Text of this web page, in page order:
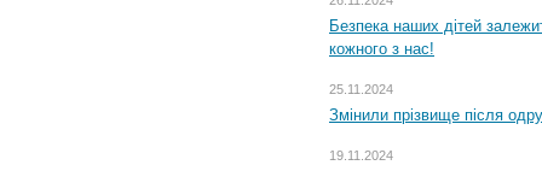
Безпека наших дітей
кожного з нас!
25.11.2024
Змінили прізвище після
19.11.2024